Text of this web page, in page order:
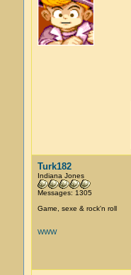
Turk182
Indiana Jones
Messages: 1305
Game, sexe & rock'n roll
WWW